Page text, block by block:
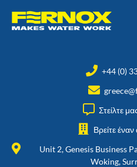
+44 (0)
Στείλτε
Βρείτε
Unit 2, Genesis Business
Woking,